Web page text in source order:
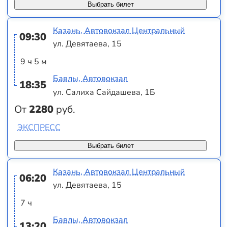
Выбрать билет
09:30
9 ч 5 м
18:35
От2280 руб.
Казань, Автовокзал Центральный
ул. Девятаева, 15
Бавлы, Автовокзал
ул. Салиха Сайдашева, 1Б
Выбрать билет
ЭКСПРЕСС
06:20
7 ч
Казань, Автовокзал Центральный
ул. Девятаева, 15
Бавлы, Автовокзал